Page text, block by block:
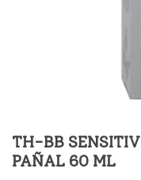
TH-BB
PAÑAL 60 ML